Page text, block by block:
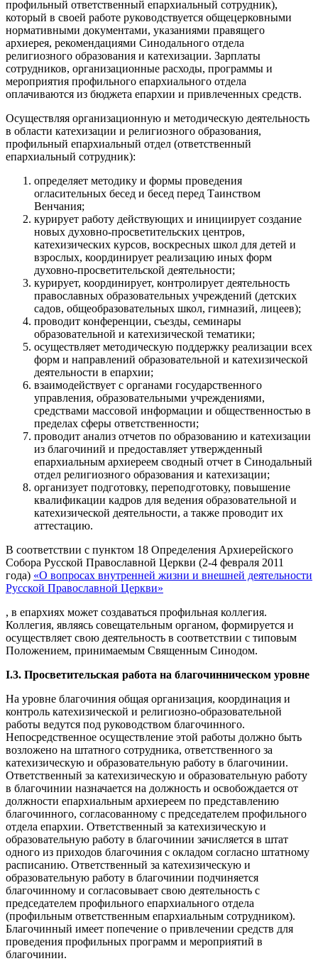
профильный ответственный епархиальный сотрудник),
который в своей работе руководствуется общецерковными
нормативными документами, указаниями правящего
архиерея, рекомендациями Синодального отдела
религиозного образования и катехизации. Зарплаты
сотрудников, организационные расходы, программы и
мероприятия профильного епархиального отдела
оплачиваются из бюджета епархии и привлеченных средств.
Осуществляя организационную и методическую деятельность
в области катехизации и религиозного образования,
профильный епархиальный отдел (ответственный
епархиальный сотрудник):
определяет методику и формы проведения
огласительных бесед и бесед перед Таинством
Венчания;
курирует работу действующих и инициирует создание
новых духовно-просветительских центров,
катехизических курсов, воскресных школ для детей и
взрослых, координирует реализацию иных форм
духовно-просветительской деятельности;
курирует, координирует, контролирует деятельность
православных образовательных учреждений (детских
садов, общеобразовательных школ, гимназий, лицеев);
проводит конференции, съезды, семинары
образовательной и катехизической тематики;
осуществляет методическую поддержку реализации всех
форм и направлений образовательной и катехизической
деятельности в епархии;
взаимодействует с органами государственного
управления, образовательными учреждениями,
средствами массовой информации и общественностью в
пределах сферы ответственности;
проводит анализ отчетов по образованию и катехизации
из благочиний и предоставляет утвержденный
епархиальным архиереем сводный отчет в Синодальный
отдел религиозного образования и катехизации;
организует подготовку, переподготовку, повышение
квалификации кадров для ведения образовательной и
катехизической деятельности, а также проводит их
аттестацию.
В соответствии с пунктом 18 Определения Архиерейского
Собора Русской Православной Церкви (2-4 февраля 2011
года) «О вопросах внутренней жизни и внешней деятельности
Русской Православной Церкви»
, в епархиях может создаваться профильная коллегия.
Коллегия, являясь совещательным органом, формируется и
осуществляет свою деятельность в соответствии с типовым
Положением, принимаемым Священным Синодом.
I.3. Просветительская работа на благочинническом уровне
На уровне благочиния общая организация, координация и
контроль катехизической и религиозно-образовательной
работы ведутся под руководством благочинного.
Непосредственное осуществление этой работы должно быть
возложено на штатного сотрудника, ответственного за
катехизическую и образовательную работу в благочинии.
Ответственный за катехизическую и образовательную работу
в благочинии назначается на должность и освобождается от
должности епархиальным архиереем по представлению
благочинного, согласованному с председателем профильного
отдела епархии. Ответственный за катехизическую и
образовательную работу в благочинии зачисляется в штат
одного из приходов благочиния с окладом согласно штатному
расписанию. Ответственный за катехизическую и
образовательную работу в благочинии подчиняется
благочинному и согласовывает свою деятельность с
председателем профильного епархиального отдела
(профильным ответственным епархиальным сотрудником).
Благочинный имеет попечение о привлечении средств для
проведения профильных программ и мероприятий в
благочинии.